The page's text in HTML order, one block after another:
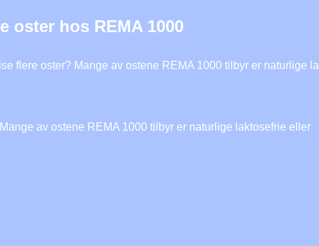
oster hos REMA 1000
flere oster? Mange av ostene REMA 1000 tilbyr er naturlige
av ostene REMA 1000 tilbyr er naturlige laktosefrie eller